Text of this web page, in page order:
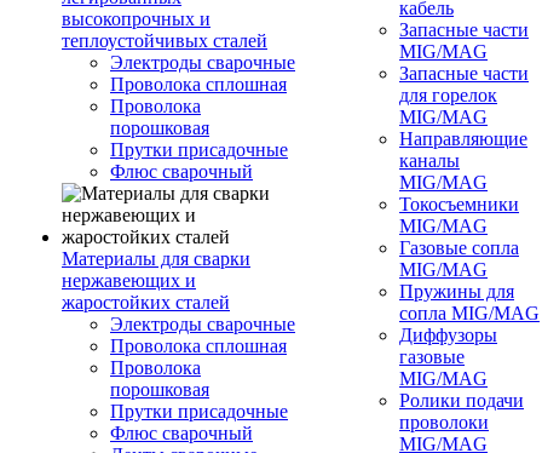
высокопрочных и
теплоустойчивых сталей
Электроды сварочные
Проволока сплошная
Проволока
порошковая
Прутки присадочные
Флюс сварочный
Материалы для сварки
нержавеющих и
жаростойких сталей
Электроды сварочные
Проволока сплошная
Проволока
порошковая
Прутки присадочные
Флюс сварочный
кабель
Запасные части
MIG/MAG
Запасные части
для горелок
MIG/MAG
Направляющие
каналы
MIG/MAG
Токосъемники
MIG/MAG
Газовые сопла
MIG/MAG
Пружины для
сопла MIG/MAG
Диффузоры
газовые
MIG/MAG
Ролики подачи
проволоки
MIG/MAG